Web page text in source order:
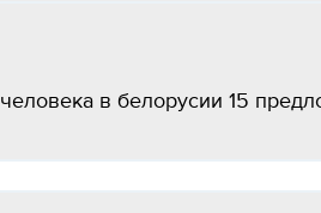
в белорусии 15